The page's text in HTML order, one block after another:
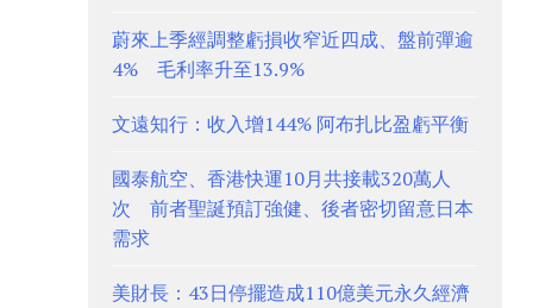
蔚來上季經調整虧損收窄近四成、盤前彈逾
4% 毛利率升至13.9%
文遠知行：收入增144% 阿布扎比盈虧平衡
國泰航空、香港快運10月共接載320萬人
次 前者聖誕預訂強健、後者密切留意日本
需求
美財長：43日停擺造成110億美元永久經濟